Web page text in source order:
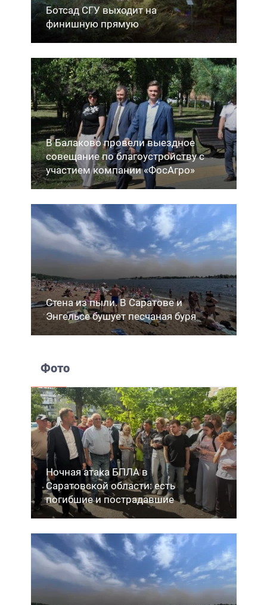
Ботсад СГУ выходит на
финишную прямую
В Балаково провели выездное
совещание по благоустройству с
участием компании «ФосАгро»
Стена из пыли. В Саратове и
Энгельсе бушует песчаная буря
Фото
Ночная атака БПЛА в
Саратовской области: есть
погибшие и пострадавшие